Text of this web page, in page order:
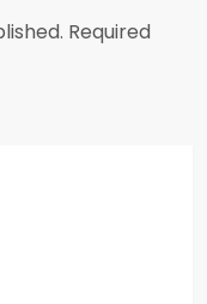
Required